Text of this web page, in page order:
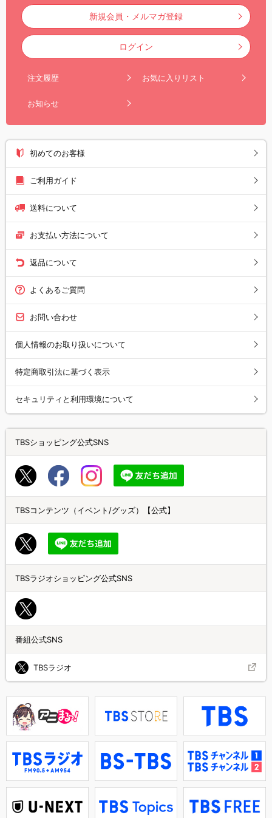
新規会員・メルマガ登録
ログイン
注文履歴 お気に入りリスト
お知らせ
初めてのお客様
ご利用ガイド
送料について
お支払い方法について
返品について
よくあるご質問
お問い合わせ
個人情報のお取り扱いについて
特定商取引法に基づく表示
セキュリティと利用環境について
TBSショッピング公式SNS
TBSコンテンツ（イベント/グッズ）【公式】
TBSラジオショッピング公式SNS
番組公式SNS
TBSラジオ